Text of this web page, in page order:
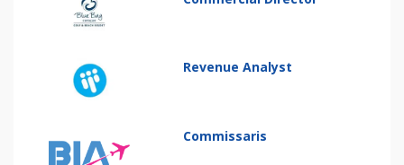
Revenue Analyst
Commissaris